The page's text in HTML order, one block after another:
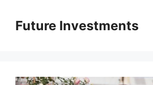
вмістуFuture Investments